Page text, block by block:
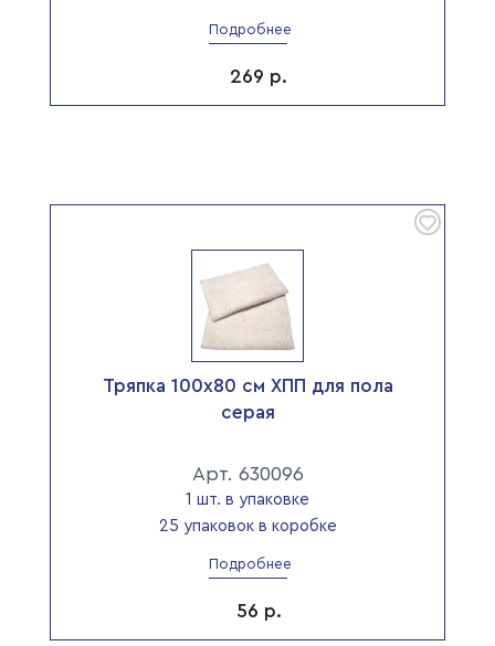
Подробнее
269 р.
Тряпка 100х80 см ХПП для пола
серая
Арт. 630096
1 шт. в упаковке
25 упаковок в коробке
Подробнее
56 р.